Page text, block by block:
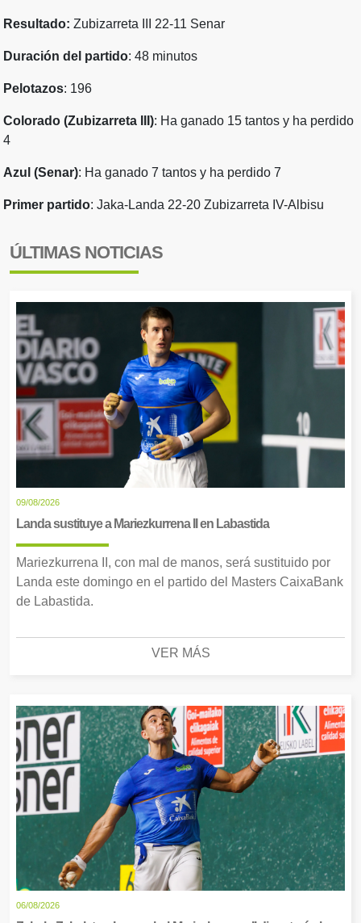
Resultado: Zubizarreta III 22-11 Senar
Duración del partido: 48 minutos
Pelotazos: 196
Colorado (Zubizarreta III): Ha ganado 15 tantos y ha perdido
4
Azul (Senar): Ha ganado 7 tantos y ha perdido 7
Primer partido: Jaka-Landa 22-20 Zubizarreta IV-Albisu
ÚLTIMAS NOTICIAS
09/08/2026
Landa sustituye a Mariezkurrena II en Labastida
Mariezkurrena II, con mal de manos, será sustituido por
Landa este domingo en el partido del Masters CaixaBank
de Labastida.
VER MÁS
06/08/2026